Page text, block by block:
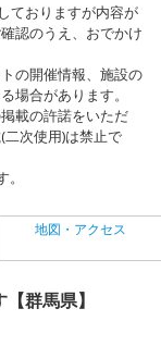
ておりますが内容が
認のうえ、おでかけ
の開催情報、施設の
場合があります。
載の許諾をいただ
次使用)は禁止で
地図・アクセス
群馬県】